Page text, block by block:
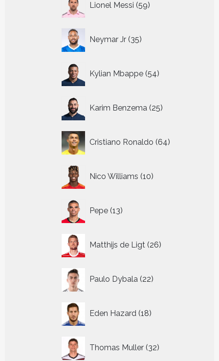
Lionel Messi 59
producten
Neymar Jr 35
producten
Kylian Mbappe 54
producten
Karim Benzema 25
producten
Cristiano Ronaldo 64
producten
Nico Williams 10
producten
Pepe 13
producten
Matthijs de Ligt 26
producten
Paulo Dybala 22
producten
Eden Hazard 18
producten
Thomas Muller 32
producten